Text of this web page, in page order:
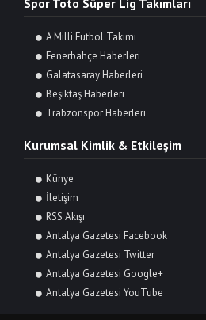
Spor Toto Süper Lig Takımları
A Milli Futbol Takımı
Fenerbahçe Haberleri
Galatasaray Haberleri
Beşiktaş Haberleri
Trabzonspor Haberleri
Kurumsal Kimlik & Etkileşim
Künye
İletişim
RSS Akışı
Antalya Gazetesi Facebook
Antalya Gazetesi Twitter
Antalya Gazetesi Google+
Antalya Gazetesi YouTube